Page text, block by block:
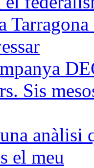
Sis
anàlisi
el meu